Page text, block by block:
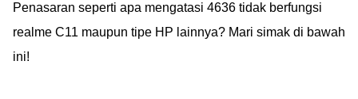
Penasaran seperti apa mengatasi 4636 tidak berfungsi
realme C11 maupun tipe HP lainnya? Mari simak di bawah
ini!